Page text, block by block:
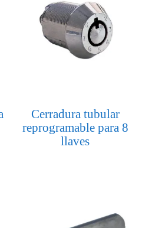
Cerradura tubular
reprogramable para 8
llaves